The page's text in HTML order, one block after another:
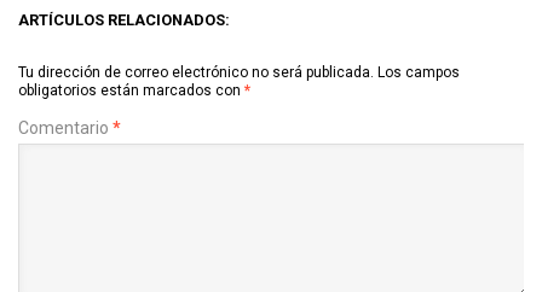
ARTÍCULOS RELACIONADOS:
Tu dirección de correo electrónico no será publicada. Los campos
obligatorios están marcados con *
Comentario *